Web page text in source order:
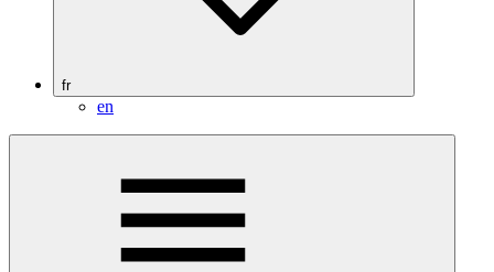
fr
en